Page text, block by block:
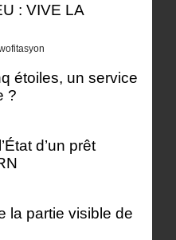
: VIVE LA
étoiles, un service
?
d’un prêt
la partie visible de